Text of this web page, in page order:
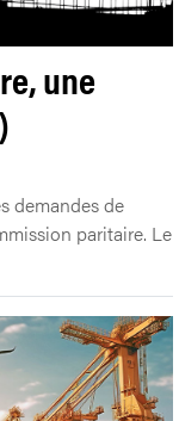
une
demandes de
paritaire. Le